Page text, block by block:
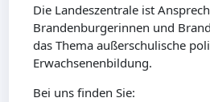
Die Landeszentrale ist
Brandenburgerinnen und
das Thema außerschulische
Erwachsenenbildung.
Bei uns finden Sie: